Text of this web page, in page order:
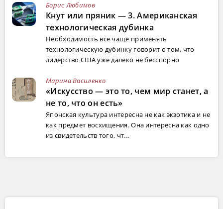
Борис Любимов
Кнут или пряник — 3. Американская
технологическая дубинка
Необходимость все чаще применять
технологическую дубинку говорит о том, что
лидерство США уже далеко не бесспорно
Марина Василенко
«Искусство — это то, чем мир станет, а
не то, что он есть»
Японская культура интересна не как экзотика и не
как предмет восхищения. Она интересна как одно
из свидетельств того, чт...